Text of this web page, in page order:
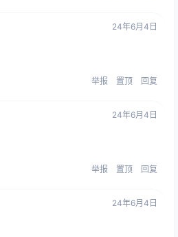
24年6月4日
举报 置顶 回复
24年6月4日
举报 置顶 回复
24年6月4日